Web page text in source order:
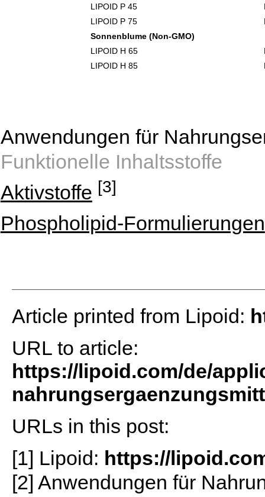
LIPOID P 45
LIPOID P 75
Sonnenblume (Non-GMO)
LIPOID H 65
LIPOID H 85
Anwendungen für
Funktionelle Inhaltsstoffe
Aktivstoffe [3]
Phospholipid-Formulierungen
Article printed from Lipoid:
URL to article:
https://lipoid.com/de/
URLs in this post:
[1] Lipoid: https://
[2] Anwendungen für